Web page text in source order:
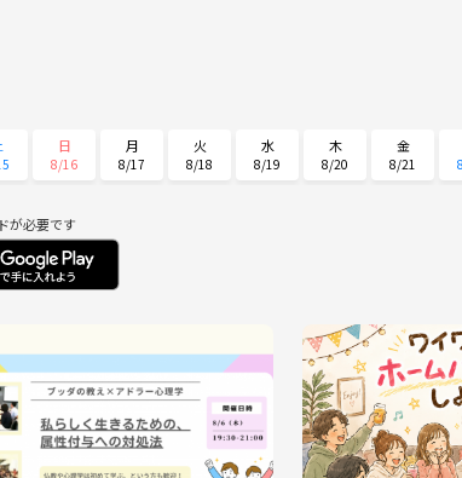
日
8/16
月
8/17
火
8/18
水
8/19
木
8/20
金
8/21
9/3
が必要です